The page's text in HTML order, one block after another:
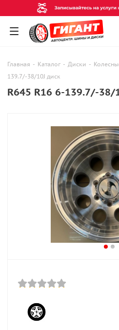
Главная - Каталог - Диски -
139.7/-38/10J диск
R645 R16 6-139.7/-38/